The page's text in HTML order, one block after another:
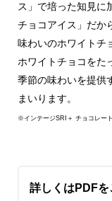
ス」で培った知見に
チョコアイス」だか
味わいのホワイトチ
ホワイトチョコをた
季節の味わいを提供
まいります。
※インテージSRI＋ チョコレー
詳しくはPDFを